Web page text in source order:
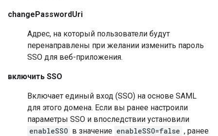
changePasswordUri
Адрес, на который пользователи будут
перенаправлены при желании изменить пароль
SSO для веб-приложения.
включить SSO
Включает единый вход (SSO) на основе SAML
для этого домена. Если вы ранее настроили
параметры SSO и впоследствии установили
enableSSO в значение enableSSO=false , ранее